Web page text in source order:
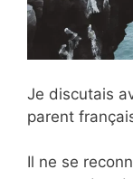
Je discutais
parent
Il ne se